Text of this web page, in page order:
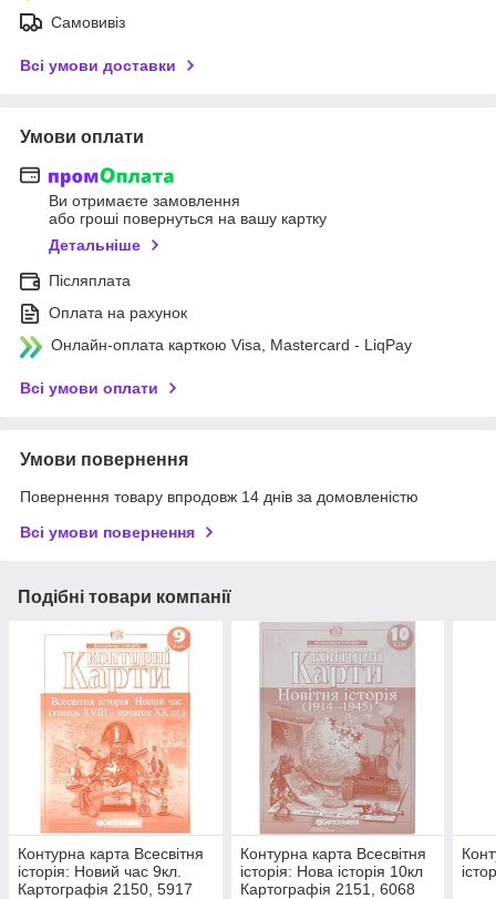
Самовивіз
Всі умови доставки
Умови оплати
Ви отримаєте замовлення
або гроші повернуться на вашу картку
Детальніше
Післяплата
Оплата на рахунок
Онлайн-оплата карткою Visa, Mastercard - LiqPay
Всі умови оплати
Умови повернення
Повернення товару впродовж 14 днів за домовленістю
Всі умови повернення
Подібні товари компанії
Контурна карта Всесвітня
історія: Новий час 9кл.
Картографія 2150, 5917
Контурна карта Всесвітня
історія: Нова історія 10кл
Картографія 2151, 6068